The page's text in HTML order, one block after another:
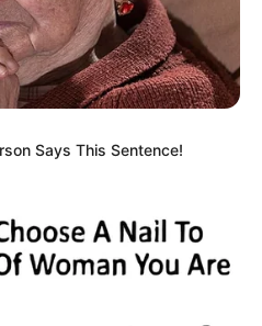
Says This Sentence!